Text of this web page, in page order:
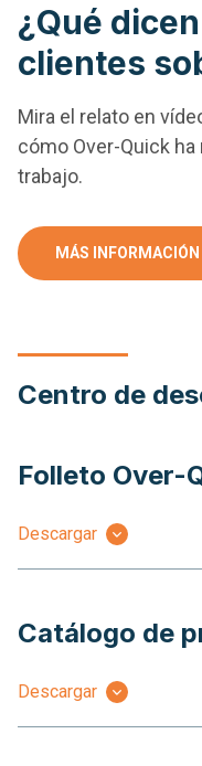
¿Qué
clientes
Mira el relato en
cómo Over-Quick
trabajo.
MÁS INFORMACIÓN
Centro de
Folleto Over-
Descargar
Catálogo de
Descargar